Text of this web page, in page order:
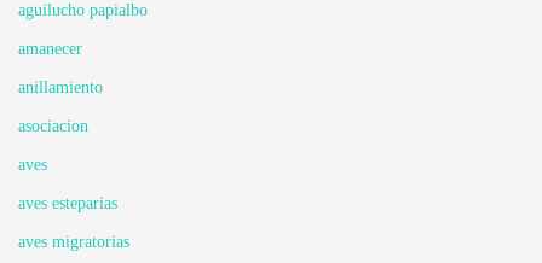
aguilucho papialbo
amanecer
anillamiento
asociacion
aves
aves esteparias
aves migratorias